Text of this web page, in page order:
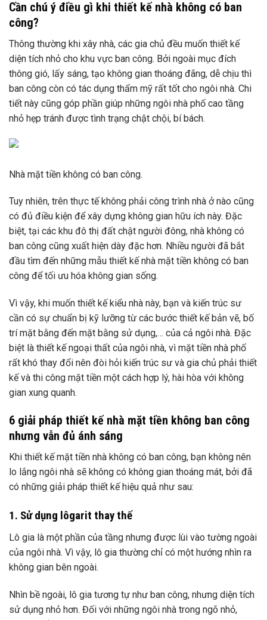
Cần chú ý điều gì khi thiết kế nhà không có ban
công?
Thông thường khi xây nhà, các gia chủ đều muốn thiết kế
diện tích nhỏ cho khu vực ban công. Bởi ngoài mục đích
thông gió, lấy sáng, tạo không gian thoáng đãng, dễ chịu thì
ban công còn có tác dụng thẩm mỹ rất tốt cho ngôi nhà. Chi
tiết này cũng góp phần giúp những ngôi nhà phố cao tầng
nhỏ hẹp tránh được tình trạng chật chội, bí bách.
Nhà mặt tiền không có ban công.
Tuy nhiên, trên thực tế không phải công trình nhà ở nào cũng
có đủ điều kiện để xây dựng không gian hữu ích này. Đặc
biệt, tại các khu đô thị đất chật người đông, nhà không có
ban công cũng xuất hiện dày đặc hơn. Nhiều người đã bắt
đầu tìm đến những mẫu thiết kế nhà mặt tiền không có ban
công để tối ưu hóa không gian sống.
Vì vậy, khi muốn thiết kế kiểu nhà này, bạn và kiến ​​trúc sư
cần có sự chuẩn bị kỹ lưỡng từ các bước thiết kế bản vẽ, bố
trí mặt bằng đến mặt bằng sử dụng,… của cả ngôi nhà. Đặc
biệt là thiết kế ngoại thất của ngôi nhà, vì mặt tiền nhà phố
rất khó thay đổi nên đòi hỏi kiến ​​trúc sư và gia chủ phải thiết
kế và thi công mặt tiền một cách hợp lý, hài hòa với không
gian xung quanh.
6 giải pháp thiết kế nhà mặt tiền không ban công
nhưng vẫn đủ ánh sáng
Khi thiết kế mặt tiền nhà không có ban công, bạn không nên
lo lắng ngôi nhà sẽ không có không gian thoáng mát, bởi đã
có những giải pháp thiết kế hiệu quả như sau:
1. Sử dụng lôgarit thay thế
Lô gia là một phần của tầng nhưng được lùi vào tường ngoài
của ngôi nhà. Vì vậy, lô gia thường chỉ có một hướng nhìn ra
không gian bên ngoài.
Nhìn bề ngoài, lô gia tương tự như ban công, nhưng diện tích
sử dụng nhỏ hơn. Đối với những ngôi nhà trong ngõ nhỏ,